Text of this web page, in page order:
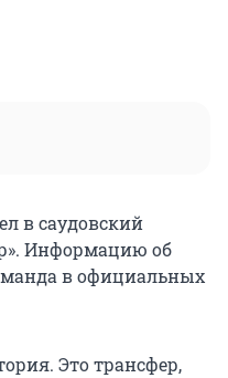
в саудовский
Информацию об
в официальных
Это трансфер,